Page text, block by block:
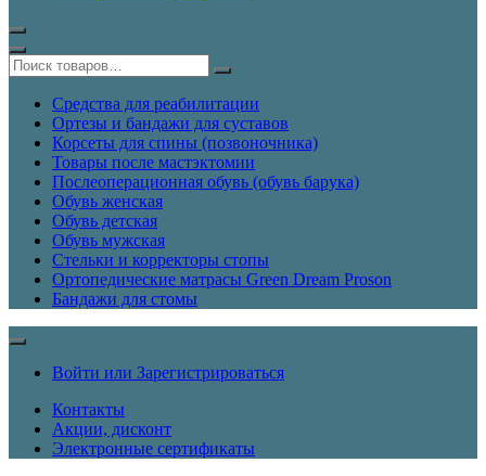
Средства для реабилитации
Ортезы и бандажи для суставов
Корсеты для спины (позвоночника)
Товары после мастэктомии
Послеоперационная обувь (обувь барука)
Обувь женская
Обувь детская
Обувь мужская
Стельки и корректоры стопы
Ортопедические матрасы Green Dream Proson
Бандажи для стомы
Войти или Зарегистрироваться
Контакты
Акции, дисконт
Электронные сертификаты